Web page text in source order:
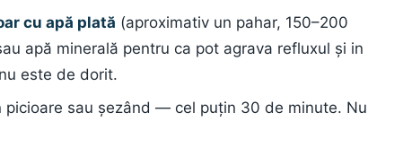
cu apă plată (aproximativ un pahar, 150–200
apă minerală pentru ca pot agrava refluxul şi in
este de dorit.
sau șezând — cel puțin 30 de minute. Nu